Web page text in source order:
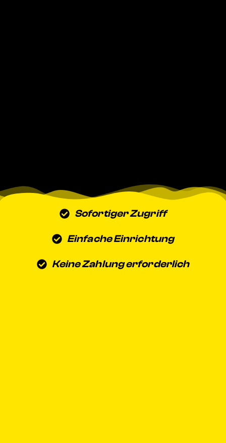
Sofortiger Zugriff
Einfache Einrichtung
Keine Zahlung erforderlich